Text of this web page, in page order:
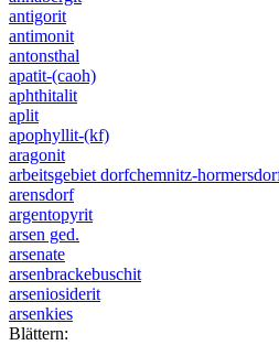
antigorit
antimonit
antonsthal
apatit-(caoh)
aphthitalit
aplit
apophyllit-(kf)
aragonit
arbeitsgebiet dorfchemnitz-
arensdorf
argentopyrit
arsen ged.
arsenate
arsenbrackebuschit
arseniosiderit
arsenkies
Blättern: